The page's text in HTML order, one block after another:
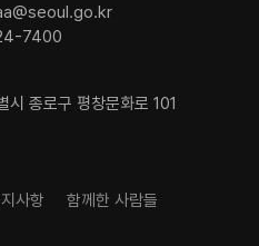
7400
시 종로구 평창문화로 101
사항 함께한 사람들